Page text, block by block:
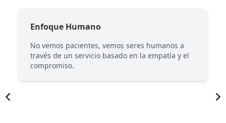
Enfoque Humano
No vemos pacientes, vemos seres humanos a
través de un servicio basado en la empatía y el
compromiso.